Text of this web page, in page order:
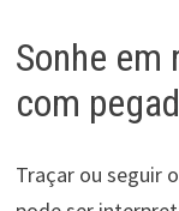
Sonhe em
com
Traçar ou seguir